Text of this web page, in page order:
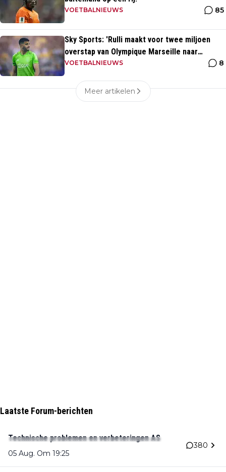
VOETBALNIEUWS 85
Sky Sports: 'Rulli maakt voor twee miljoen
overstap van Olympique Marseille naar
Manchester City'
VOETBALNIEUWS 8
Meer artikelen
Laatste Forum-berichten
Technische problemen en verbeteringen AS
05 Aug. Om 19:25
380